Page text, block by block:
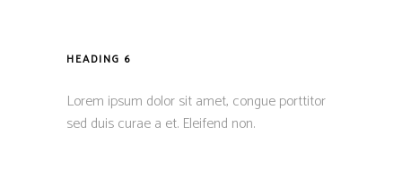
HEADING 6
Lorem ipsum dolor sit amet, congue porttitor
sed duis curae a et. Eleifend non.